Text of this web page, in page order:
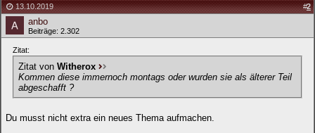
13.10.2019 #2
anbo
Beiträge: 2.302
Zitat:
Zitat von Witherox
Kommen diese immernoch montags oder wurden sie als älterer Teil
abgeschafft ?
Du musst nicht extra ein neues Thema aufmachen.